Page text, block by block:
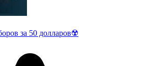
за 50 долларов☢️